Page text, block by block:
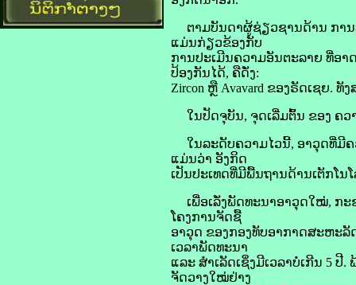
ຕາມບັນດາຜູ້ຊ່ຽວຊານດ້ານ ການ
ແມ່ນກ່ຽວຂ້ອງກັບ
ການປະເມີນຄວາມອັນຕະລາຍ ທີ່ອ
ປ້ອງກັນໄດ້, ຄືດັ່ງ:
Zircon ຫຼື Avavard ຂອງຣັດເຊຍ. ທັ
ໃນປັດຈຸບັນ, ຈຸດເລີ່ມຕົ້ນ ຂອງ ຄວາ
ໃນລະດັບຄວາມໄວນີ້, ອາວຸດທີ່ມີຄ
ແມ່ນວ່າ ອັງກິດ
ເປັນປະເທດທີ່ມີພື້ນຖານດ້ານເຕັກໂ
ເພື່ອເລັ່ງພັດທະນາອາວຸດໃໝ່, ກະ
ໂຄງການຈັດຊື້
ອາວຸດ ຂອງກອງທັບອາກາດສະຫະລັ
ເວລາພັດທະນາ
ແລະ ສໍາເລັດເຊິ່ງມີເວລາບໍ່ເກີນ 5
ຈັດວາງໃໝ່ຢ່າງ